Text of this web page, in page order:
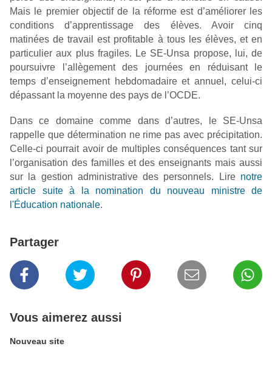
Mais le premier objectif de la réforme est d’améliorer les
conditions d’apprentissage des élèves. Avoir cinq
matinées de travail est profitable à tous les élèves, et en
particulier aux plus fragiles. Le SE-Unsa propose, lui, de
poursuivre l’allègement des journées en réduisant le
temps d’enseignement hebdomadaire et annuel, celui-ci
dépassant la moyenne des pays de l’OCDE.
Dans ce domaine comme dans d’autres, le SE-Unsa
rappelle que détermination ne rime pas avec précipitation.
Celle-ci pourrait avoir de multiples conséquences tant sur
l’organisation des familles et des enseignants mais aussi
sur la gestion administrative des personnels. Lire notre
article suite à la nomination du nouveau ministre de
l'Éducation nationale.
Partager
Vous aimerez aussi
Nouveau site